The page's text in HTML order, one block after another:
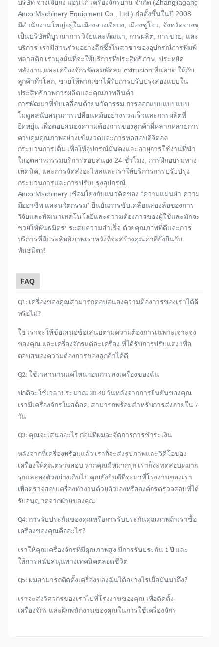
บริษัท จางเจียกง แอนโก้ เครื่องจักรยาน จํากัด (Zhangjiagang
Anco Machinery Equipment Co., Ltd.) ก่อตั้งขึ้นในปี 2008
มีสํานักงานใหญ่อยู่ในเมืองจางเจียกง, เมืองซูโจว, จังหวัดจางซู
เป็นบริษัทที่บูรณาการวิจัยและพัฒนา, การผลิต, การขาย, และ
บริการ เรามีส่วนร่วมอย่างลึกซึ้งในสาขาของอุปกรณ์การพิมพ์
พลาสติก เรามุ่งมั่นที่จะให้บริการที่ประสิทธิภาพ, ประหยัด
พลังงาน,และเครื่องจักรพัดลมพัดลม extrusion ที่ฉลาด ให้กับ
ลูกค้าทั่วโลก, ช่วยให้พวกเขาได้รับการปรับปรุงสองแบบใน
ประสิทธิภาพการผลิตและคุณภาพสินค้า
การพัฒนาที่ขับเคลื่อนด้วยนวัตกรรม การออกแบบแบบแบบ
โมดูลสนับสนุนการเปลี่ยนหม้ออย่างรวดเร็วและการผลิตที่
ยืดหยุ่น เพื่อตอบสนองความต้องการของลูกค้าที่หลากหลายการ
ควบคุมคุณภาพอย่างเข้มงวดและการทดสอบดิจิตอล
กระบวนการเต็ม เพื่อให้อุปกรณ์มั่นคงและอายุการใช้งานที่นํา
ในอุตสาหกรรมบริการตอบสนอง 24 ชั่วโมง, การฝึกอบรมทาง
เทคนิค, และการจัดส่งอะไหล่และเราให้บริการการปรับปรุง
กระบวนการและการปรับปรุงอุปกรณ์.
Anco Machinery เชื่อมโยงกับแนวคิดของ "ความแม่นยํา ความ
มืออาชีพ และนวัตกรรม" ยืนยันการขับเคลื่อนสองล้อของการ
วิจัยและพัฒนาเทคโนโลยีและความต้องการของผู้ใช้และมักจะ
ช่วยให้พันธมิตรประสบความสําเร็จ ด้วยคุณภาพที่ดีและการ
บริการที่มีประสิทธิภาพเราหวังที่จะสร้างคุณค่าที่ยั่งยืนกับ
พันธมิตร!
FAQ
Q1: เครื่องของคุณสามารถตอบสนองความต้องการของเราได้ดี
หรือไม่?
ใช่ เราจะให้ข้อเสนอข้อเสนอตามความต้องการเฉพาะเจาะจง
ของคุณ และเครื่องจักรแต่ละเครื่อง ที่ได้รับการปรับแต่ง เพื่อ
ตอบสนองความต้องการของลูกค้าได้ดี
Q2: ใช้เวลานานแค่ไหนก่อนการส่งเครื่องของฉัน
ปกติจะใช้เวลาประมาณ 30-40 วันหลังจากการยืนยันของคุณ
เรามีเครื่องจักรในสต็อค, สามารถพร้อมสําหรับการส่งภายใน 7
วัน
Q3: คุณจะเสนออะไร ก่อนที่ผมจะจัดการการชําระเงิน
หลังจากที่เครื่องพร้อมแล้ว เราก็จะส่งรูปภาพและวิดีโอของ
เครื่องให้คุณตรวจสอบ หากคุณมีหมากรุก เราก็จะทดสอบหมาก
รุกและส่งตัวอย่างเกินไป คุณยังยินดีที่จะมาที่โรงงานของเรา
เพื่อตรวจสอบเครื่องทํางานด้วยตัวเองหรือองค์กรตรวจสอบที่ได้
รับอนุญาตจากฝ่ายของคุณ
Q4: การรับประกันของคุณหรือการรับประกันคุณภาพถ้าเราซื้อ
เครื่องของคุณคืออะไร?
เราให้คุณเครื่องจักรที่มีคุณภาพสูง มีการรับประกัน 1 ปี และ
ให้การสนับสนุนทางเทคนิคตลอดชีวิต
Q5: ผมสามารถติดตั้งเครื่องของฉันได้อย่างไรเมื่อมันมาถึง?
เราจะส่งวิศวกรของเราไปที่โรงงานของคุณ เพื่อติดตั้ง
เครื่องจักร และฝึกพนักงานของคุณในการใช้เครื่องจักร